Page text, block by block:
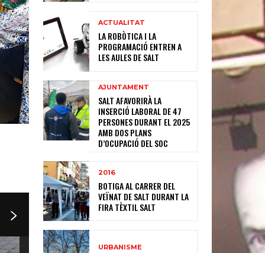
ACTUALITAT
LA ROBÒTICA I LA
PROGRAMACIÓ ENTREN A
LES AULES DE SALT
AJUNTAMENT
SALT AFAVORIRÀ LA
INSERCIÓ LABORAL DE 47
PERSONES DURANT EL 2025
AMB DOS PLANS
D’OCUPACIÓ DEL SOC
2016
BOTIGA AL CARRER DEL
VEÏNAT DE SALT DURANT LA
FIRA TÈXTIL SALT
URBANISME